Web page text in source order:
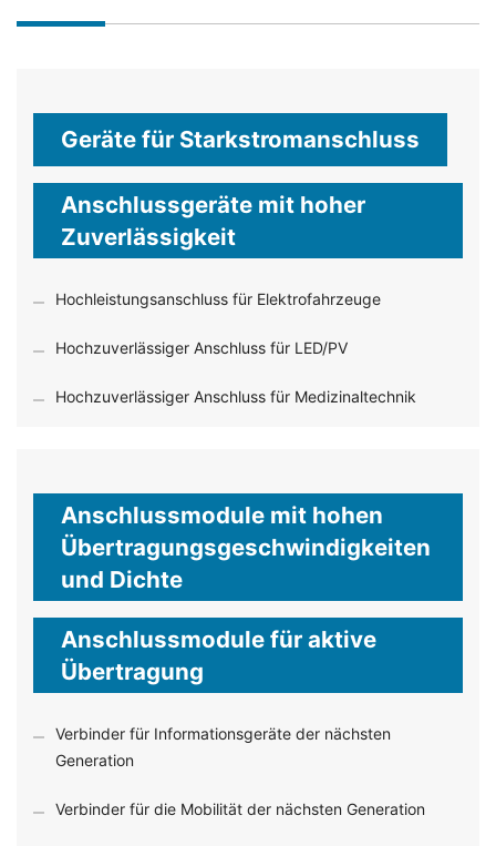
Geräte für Starkstromanschluss
Anschlussgeräte mit hoher
Zuverlässigkeit
Hochleistungsanschluss für Elektrofahrzeuge
Hochzuverlässiger Anschluss für LED/PV
Hochzuverlässiger Anschluss für Medizinaltechnik
Anschlussmodule mit hohen
Übertragungsgeschwindigkeiten
und Dichte
Anschlussmodule für aktive
Übertragung
Verbinder für Informationsgeräte der nächsten
Generation
Verbinder für die Mobilität der nächsten Generation